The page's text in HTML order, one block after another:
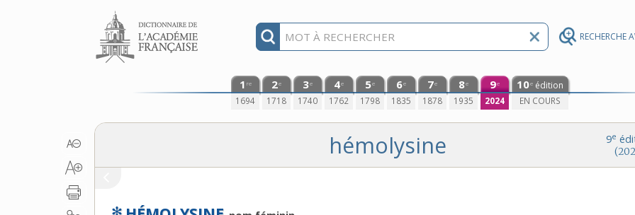
RECHERCHE
Aller au contenu
1 re
1694
2e
1718
3e
1740
4e
1762
5e
1798
6e
1835
7e
1878
8e
1935
9e
2024
10e édition
EN COURS
9e
hémolysine
✻